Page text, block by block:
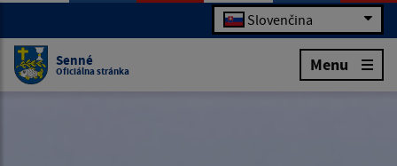
Slovenčina
Senné
Oficiálna stránka Menu